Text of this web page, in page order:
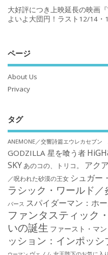
大好評につき上映延長の映画
よいよ大団円！ラスト12/14・
ページ
About Us
Privacy
タグ
ANEMONE／交響詩篇エウレカセブン
GODZILLA 星を喰う者
SKYあのコの、トリコ。 アク
／呪われた砂漠の王女 シュガー
ラシック・ワールド／
バース スパイダーマン：ホ
ファンタスティック
いの誕生 ファースト・マン
ッション：インポッ